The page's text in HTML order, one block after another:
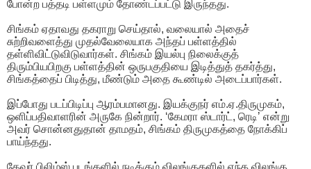
போன்ற பத்தடி பள்ளமும் தோண்டப்பட்டு இருந்தது.
சிங்கம் ஏதாவது தகராறு செய்தால், வலையால் அதைச்
சுற்றிவளைத்து முதல்வேலையாக அந்தப் பள்ளத்தில்
தள்ளிவிட்டுவிடுவார்கள். சிங்கம் இயல்பு நிலைக்குத்
திரும்பியபிறகு பள்ளத்தின் ஒருபகுதியை இடித்துத் தகர்த்து,
சிங்கத்தைப் பிடித்து, மீண்டும் அதை கூண்டில் அடைப்பார்கள்.
இப்போது படப்பிடிப்பு ஆரம்பமானது. இயக்குநர் எம்.ஏ.திருமுகம்,
ஒளிப்பதிவாளரின் அருகே நின்றார். ‘கேமரா ஸ்டார்ட், ரெடி’ என்று
அவர் சொன்னதுதான் தாமதம், சிங்கம் திருமுகத்தை நோக்கிப்
பாய்ந்தது.
தேவர் பிலிம்ஸ் படங்களில் நடிக்கும் விலங்குகளில் எந்த விலங்கு